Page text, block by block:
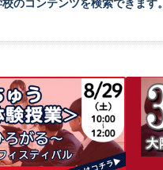
のコンテンツを検索できます。